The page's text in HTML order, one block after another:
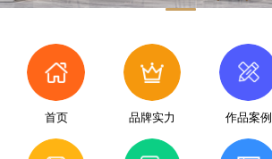
首页 品牌实力 作品案例